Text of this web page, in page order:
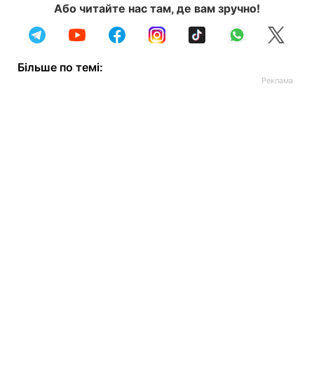
Або читайте нас там, де вам зручно!
Більше по темі: